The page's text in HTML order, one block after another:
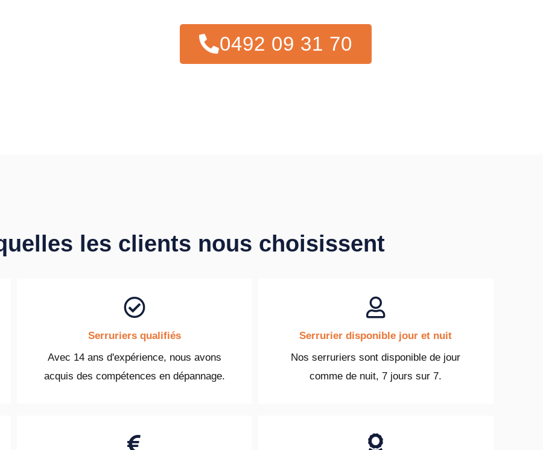
0492 09 31 70
les clients nous choisissent
Serruriers qualifiés
Avec 14 ans d'expérience, nous avons
acquis des compétences en dépannage.
Serrurier disponible jour et nuit
Nos serruriers sont disponible de jour
comme de nuit, 7 jours sur 7.